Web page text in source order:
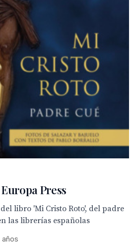
Press
libro 'Mi Cristo Roto', del padre
las librerías españolas
años